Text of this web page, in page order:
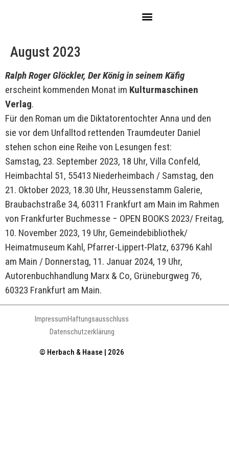
August 2023
Ralph Roger Glöckler, Der König in seinem Käfig
erscheint kommenden Monat im Kulturmaschinen
Verlag.
Für den Roman um die Diktatorentochter Anna und den
sie vor dem Unfalltod rettenden Traumdeuter Daniel
stehen schon eine Reihe von Lesungen fest:
Samstag, 23. September 2023, 18 Uhr, Villa Confeld,
Heimbachtal 51, 55413 Niederheimbach / Samstag, den
21. Oktober 2023, 18.30 Uhr, Heussenstamm Galerie,
Braubachstraße 34, 60311 Frankfurt am Main im Rahmen
von Frankfurter Buchmesse − OPEN BOOKS 2023/ Freitag,
10. November 2023, 19 Uhr, Gemeindebibliothek/
Heimatmuseum Kahl, Pfarrer-Lippert-Platz, 63796 Kahl
am Main / Donnerstag, 11. Januar 2024, 19 Uhr,
Autorenbuchhandlung Marx & Co, Grüneburgweg 76,
60323 Frankfurt am Main.
© Herbach & Haase | 2026
ImpressumHaftungsausschluss
Datenschutzerklärung